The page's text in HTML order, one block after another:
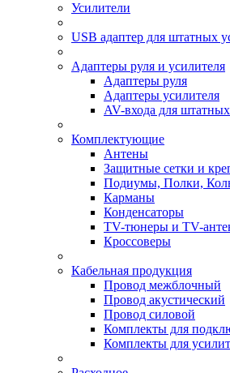
Усилители
USB адаптер для штатных
Адаптеры руля и усилителя
Адаптеры руля
Адаптеры усилителя
AV-входа для
Комплектующие
Антены
Защитные сетки и
Подиумы, Полки,
Карманы
Конденсаторы
TV-тюнеры и TV-
Кроссоверы
Кабельная продукция
Провод межблочный
Провод акустический
Провод силовой
Комплекты для
Комплекты для